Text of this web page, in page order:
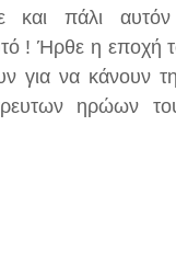
και πάλι
! Ήρθε η εποχή
για να κάνουν
ηρώων